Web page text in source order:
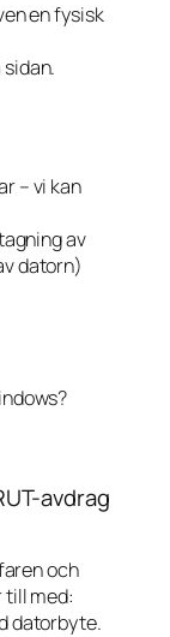
en fysisk
– vi kan
av
datorn)
avdrag
och
till med:
datorbyte.